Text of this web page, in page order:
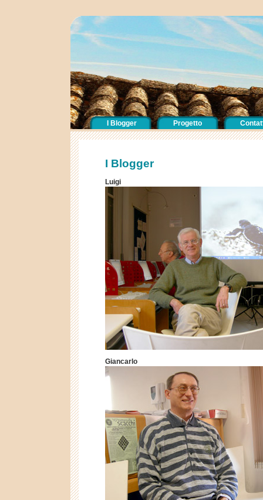
I Blogger Progetto
I Blogger
Luigi
Giancarlo